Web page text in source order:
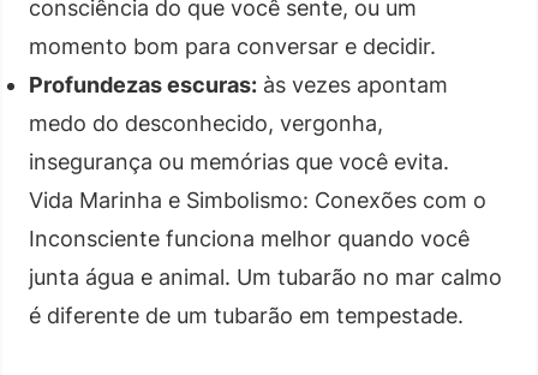
consciência do que você sente, ou um
momento bom para conversar e decidir.
Profundezas escuras: às vezes apontam
medo do desconhecido, vergonha,
insegurança ou memórias que você evita.
Vida Marinha e Simbolismo: Conexões com o
Inconsciente funciona melhor quando você
junta água e animal. Um tubarão no mar calmo
é diferente de um tubarão em tempestade.